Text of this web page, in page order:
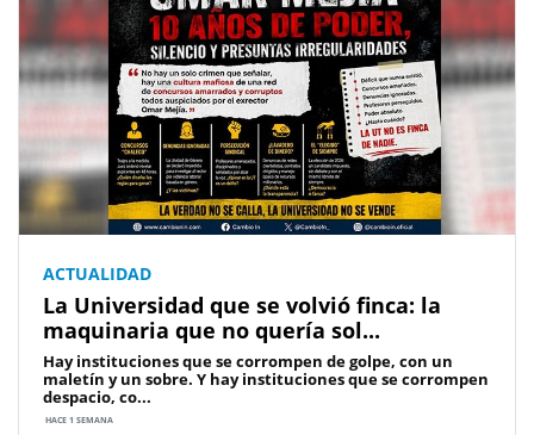
ACTUALIDAD
La Universidad que se volvió finca: la
maquinaria que no quería sol...
Hay instituciones que se corrompen de golpe, con un
maletín y un sobre. Y hay instituciones que se corrompen
despacio, co...
HACE 1 SEMANA